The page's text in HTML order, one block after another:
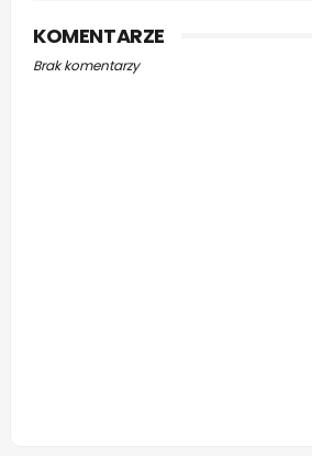
KOMENTARZE
Brak komentarzy